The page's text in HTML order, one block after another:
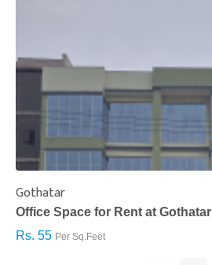
Gothatar
Office Space for Rent at Gothatar
Rs. 55 Per Sq.Feet